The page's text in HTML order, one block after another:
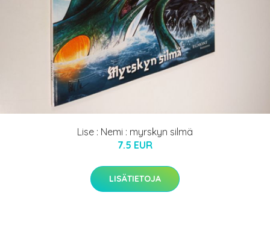
Lise : Nemi : myrskyn silmä
7.5 EUR
LISÄTIETOJA